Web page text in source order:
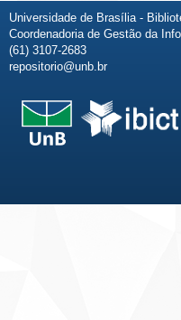
Universidade de Brasília -
Coordenadoria de Gestão da
(61) 3107-2683
repositorio@unb.br